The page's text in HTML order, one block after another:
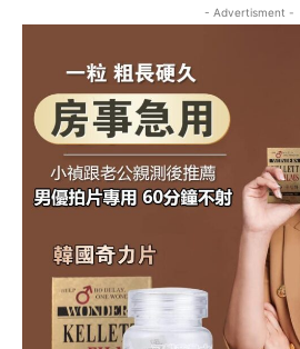
- Advertisment -